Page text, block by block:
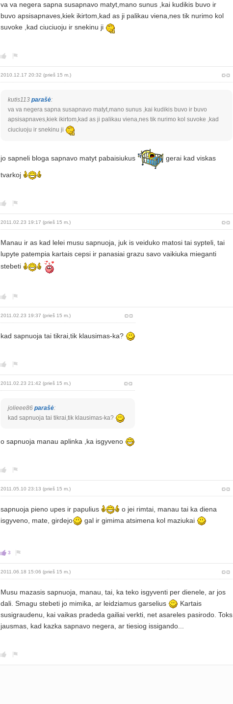
va va negera sapna susapnavo matyt,mano sunus ,kai kudikis buvo ir
buvo apsisapnaves,kiek ikirtom,kad as ji palikau viena,nes tik nurimo kol
suvoke ,kad ciuciuoju ir snekinu ji
2010.12.17 20:32 (prieš 15 m.)
kutis113 parašė:
va va negera sapna susapnavo matyt,mano sunus ,kai kudikis buvo ir buvo
apsisapnaves,kiek ikirtom,kad as ji palikau viena,nes tik nurimo kol suvoke ,kad
ciuciuoju ir snekinu ji
jo sapneli bloga sapnavo matyt pabaisiukus gerai kad viskas
tvarkoj
2011.02.23 19:17 (prieš 15 m.)
Manau ir as kad lelei musu sapnuoja, juk is veiduko matosi tai sypteli, tai
lupyte patempia kartais cepsi ir panasiai grazu savo vaikiuka mieganti
stebeti
2011.02.23 19:37 (prieš 15 m.)
kad sapnuoja tai tikrai,tik klausimas-ka?
2011.02.23 21:42 (prieš 15 m.)
jolieee86 parašė:
kad sapnuoja tai tikrai,tik klausimas-ka?
o sapnuoja manau aplinka ,ka isgyveno
2011.05.10 23:13 (prieš 15 m.)
sapnuoja pieno upes ir papulius
o jei rimtai, manau tai ka diena
isgyveno, mate, girdejo
gal ir gimima atsimena kol maziukai
3
2011.06.18 15:06 (prieš 15 m.)
Musu mazasis sapnuoja, manau, tai, ka teko isgyventi per dienele, ar jos
dali. Smagu stebeti jo mimika, ar leidziamus garselius
Kartais
susigraudenu, kai vaikas pradeda gailiai verkti, net asareles pasirodo. Toks
jausmas, kad kazka sapnavo negera, ar tiesiog issigando...